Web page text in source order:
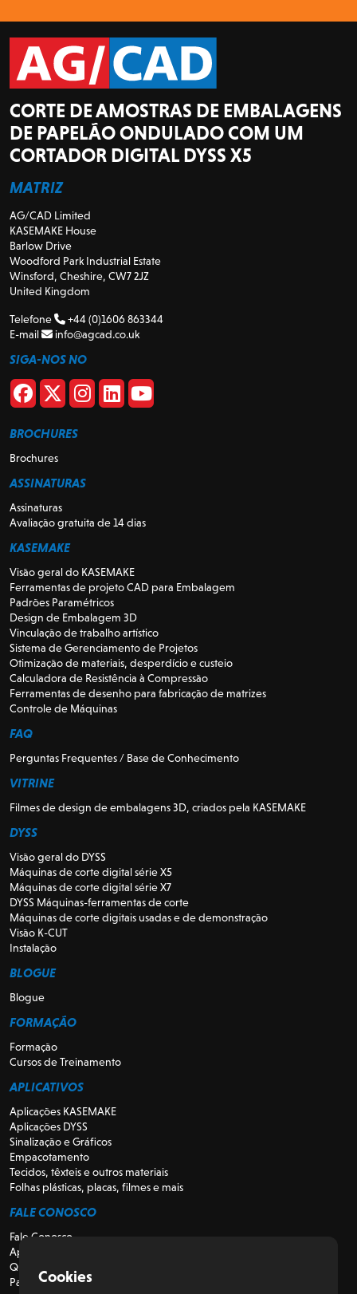
CORTE DE AMOSTRAS DE EMBALAGENS
DE PAPELÃO ONDULADO COM UM
CORTADOR DIGITAL DYSS X5
MATRIZ
AG/CAD Limited
KASEMAKE House
Barlow Drive
Woodford Park Industrial Estate
Winsford, Cheshire, CW7 2JZ
United Kingdom
Telefone
+44 (0)1606 863344
E-mail
info@agcad.co.uk
SIGA-NOS NO
BROCHURES
Brochures
ASSINATURAS
Assinaturas
Avaliação gratuita de 14 dias
KASEMAKE
Visão geral do KASEMAKE
Ferramentas de projeto CAD para Embalagem
Padrões Paramétricos
Design de Embalagem 3D
Vinculação de trabalho artístico
Sistema de Gerenciamento de Projetos
Otimização de materiais, desperdício e custeio
Calculadora de Resistência à Compressão
Ferramentas de desenho para fabricação de matrizes
Controle de Máquinas
FAQ
Perguntas Frequentes / Base de Conhecimento
VITRINE
Filmes de design de embalagens 3D, criados pela KASEMAKE
DYSS
Visão geral do DYSS
Máquinas de corte digital série X5
Máquinas de corte digital série X7
DYSS Máquinas-ferramentas de corte
Máquinas de corte digitais usadas e de demonstração
Visão K-CUT
Instalação
BLOGUE
Blogue
FORMAÇÃO
Formação
Cursos de Treinamento
APLICATIVOS
Aplicações KASEMAKE
Aplicações DYSS
Sinalização e Gráficos
Empacotamento
Tecidos, têxteis e outros materiais
Folhas plásticas, placas, filmes e mais
FALE CONOSCO
Fale Conosco
Apoio
Quem somos
Para Revendedores
Cookies